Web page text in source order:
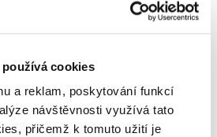
cookies
a reklam, poskytování funkcí
návštěvnosti využívá tato
přičemž k tomuto užití je
potiskem, lze změnit podklad i
Zobrazit více